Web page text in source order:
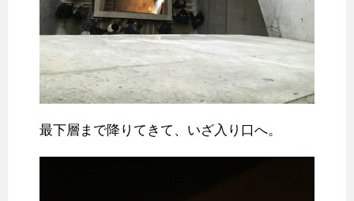
最下層まで降りてきて、いざ入り口へ。